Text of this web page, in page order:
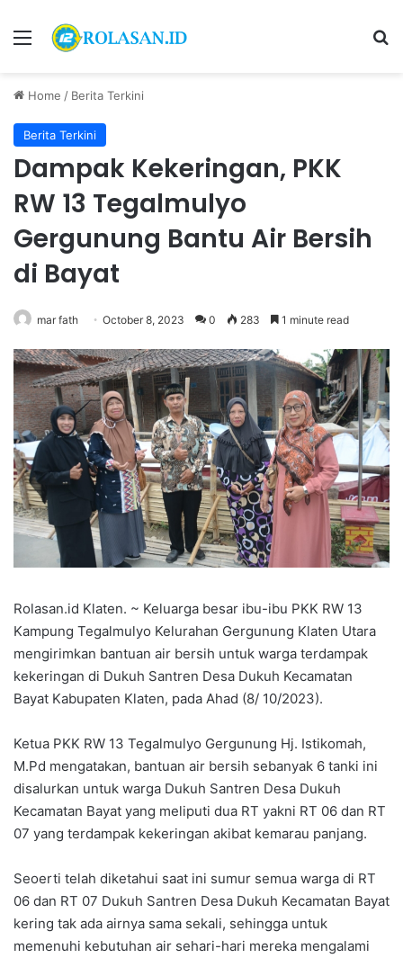
Menu
Home / Berita Terkini
Berita Terkini
Dampak Kekeringan, PKK
RW 13 Tegalmulyo
Gergunung Bantu Air Bersih
di Bayat
mar fath October 8, 2023 0 283 1 minute read
Rolasan.id Klaten. ~ Keluarga besar ibu-ibu PKK RW 13
Kampung Tegalmulyo Kelurahan Gergunung Klaten Utara
mengirimkan bantuan air bersih untuk warga terdampak
kekeringan di Dukuh Santren Desa Dukuh Kecamatan
Bayat Kabupaten Klaten, pada Ahad (8/ 10/2023).
Ketua PKK RW 13 Tegalmulyo Gergunung Hj. Istikomah,
M.Pd mengatakan, bantuan air bersih sebanyak 6 tanki ini
disalurkan untuk warga Dukuh Santren Desa Dukuh
Kecamatan Bayat yang meliputi dua RT yakni RT 06 dan RT
07 yang terdampak kekeringan akibat kemarau panjang.
Seoerti telah diketahui saat ini sumur semua warga di RT
06 dan RT 07 Dukuh Santren Desa Dukuh Kecamatan Bayat
kering tak ada airnya sama sekali, sehingga untuk
memenuhi kebutuhan air sehari-hari mereka mengalami